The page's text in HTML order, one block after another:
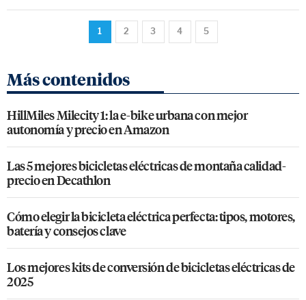
1 2 3 4 5
Más contenidos
HillMiles Milecity 1: la e-bike urbana con mejor
autonomía y precio en Amazon
Las 5 mejores bicicletas eléctricas de montaña calidad-
precio en Decathlon
Cómo elegir la bicicleta eléctrica perfecta: tipos, motores,
batería y consejos clave
Los mejores kits de conversión de bicicletas eléctricas de
2025